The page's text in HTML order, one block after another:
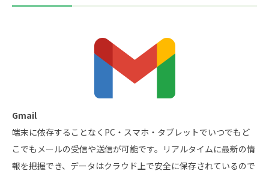
Gmail
端末に依存することなくPC・スマホ・タブレットでいつでもど
こでもメールの受信や送信が可能です。リアルタイムに最新の情
報を把握でき、データはクラウド上で安全に保存されているので